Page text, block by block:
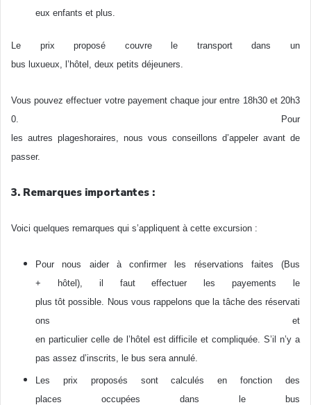
eux enfants et plus.
Le prix proposé couvre le transport dans un
bus luxueux, l’hôtel, deux petits déjeuners.
Vous pouvez effectuer votre payement chaque jour entre 18h30 et 20h3
0. Pour
les autres plageshoraires, nous vous conseillons d’appeler avant de
passer.
3. Remarques importantes :
Voici quelques remarques qui s’appliquent à cette excursion :
Pour nous aider à confirmer les réservations faites (Bus
+ hôtel), il faut effectuer les payements le
plus tôt possible. Nous vous rappelons que la tâche des réservati
ons et
en particulier celle de l’hôtel est difficile et compliquée. S’il n’y a
pas assez d’inscrits, le bus sera annulé.
Les prix proposés sont calculés en fonction des
places occupées dans le bus